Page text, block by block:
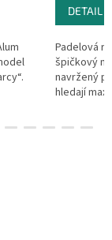
DETAIL
Padelová
špičkový
navržený
hledají